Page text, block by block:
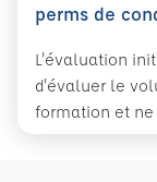
perms de
L'évaluation
d'évaluer le
formation et ne